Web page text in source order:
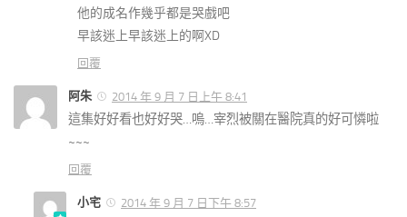
他的成名作幾乎都是哭戲吧
早該迷上早該迷上的啊XD
回覆
阿朱 2014 年 9 月 7 日上午 8:41
這集好好看也好好哭…嗚…宰烈被關在醫院真的好可憐啦
~~~
回覆
小宅 2014 年 9 月 7 日下午 8:57